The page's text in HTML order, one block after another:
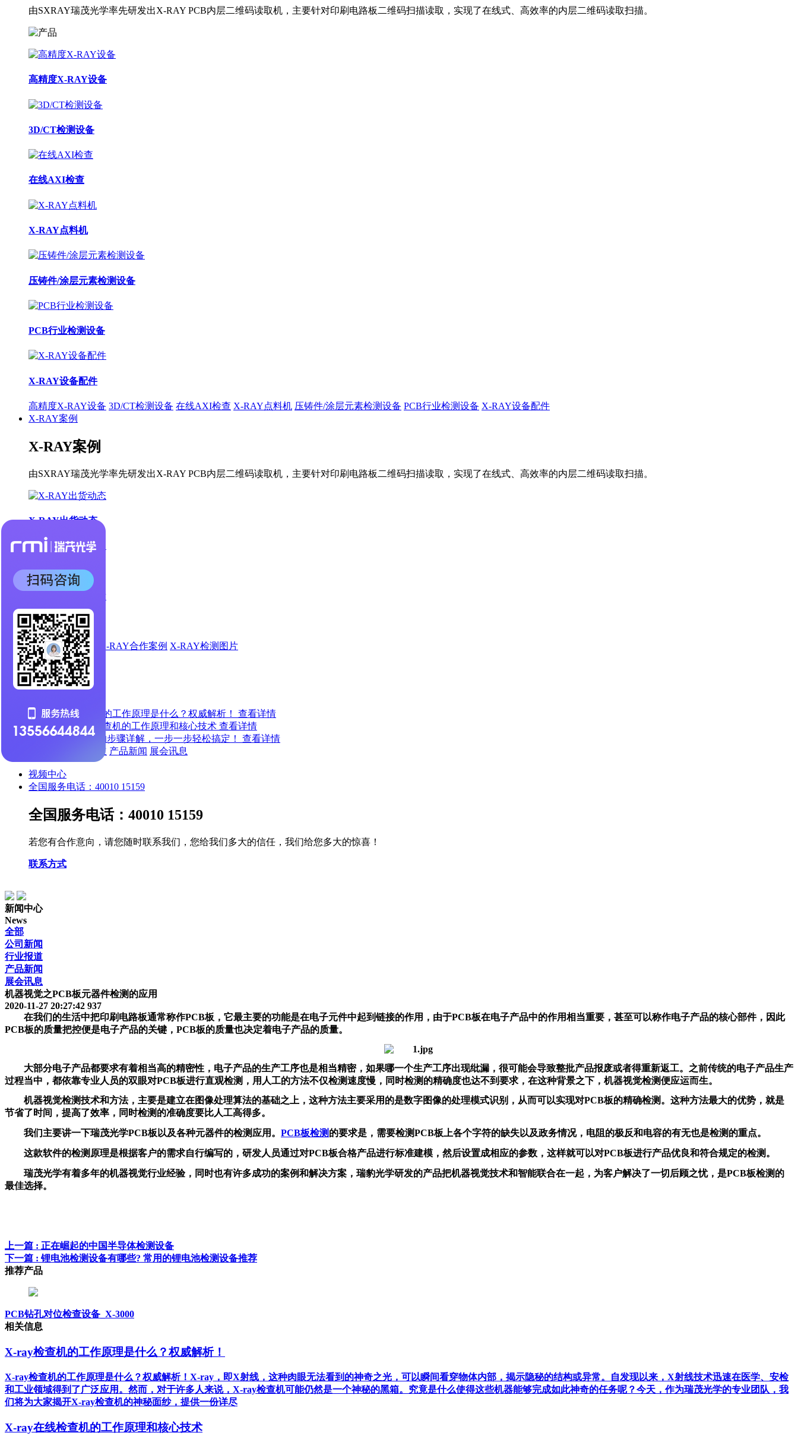
由SXRAY瑞茂光学率先研发出X-RAY PCB内层二维码读取机，主要针对印刷电路板二维码扫描读取，实现了在线式、高效率的内层二维码读取扫描。
高精度X-RAY设备
3D/CT检测设备
在线AXI检查
X-RAY点料机
压铸件/涂层元素检测设备
PCB行业检测设备
X-RAY设备配件
高精度X-RAY设备 3D/CT检测设备 在线AXI检查 X-RAY点料机 压铸件/涂层元素检测设备 PCB行业检测设备 X-RAY设备配件
X-RAY案例
X-RAY案例
由SXRAY瑞茂光学率先研发出X-RAY PCB内层二维码读取机，主要针对印刷电路板二维码扫描读取，实现了在线式、高效率的内层二维码读取扫描。
X-RAY出货动态
X-RAY合作案例
X-RAY检测图片
X-RAY出货动态 X-RAY合作案例 X-RAY检测图片
新闻中心
新闻中心
X-ray检查机的工作原理是什么？权威解析！ 查看详情
X-ray在线检查机的工作原理和核心技术 查看详情
X射线检测的步骤详解，一步一步轻松搞定！ 查看详情
行业报道 产品新闻 展会讯息
视频中心
全国服务电话：40010 15159
全国服务电话：40010 15159
若您有合作意向，请您随时联系我们，您给我们多大的信任，我们给您多大的惊喜！
联系方式
新闻中心
News
全部
公司新闻
行业报道
产品新闻
展会讯息
机器视觉之PCB板元器件检测的应用
2020-11-27 20:27:42 937
在我们的生活中把印刷电路板通常称作PCB板，它最主要的功能是在电子元件中起到链接的作用，由于PCB板在电子产品中的作用相当重要，甚至可以称作电子产品的核心部件，因此
PCB板的质量把控便是电子产品的关键，PCB板的质量也决定着电子产品的质量。
大部分电子产品都要求有着相当高的精密性，电子产品的生产工序也是相当精密，如果哪一个生产工序出现纰漏，很可能会导致整批产品报废或者得重新返工。之前传统的电子产品生产
过程当中，都依靠专业人员的双眼对PCB板进行直观检测，用人工的方法不仅检测速度慢，同时检测的精确度也达不到要求，在这种背景之下，机器视觉检测便应运而生。
机器视觉检测技术和方法，主要是建立在图像处理算法的基础之上，这种方法主要采用的是数字图像的处理模式识别，从而可以实现对PCB板的精确检测。这种方法最大的优势，就是
节省了时间，提高了效率，同时检测的准确度要比人工高得多。
我们主要讲一下瑞茂光学PCB板以及各种元器件的检测应用。 PCB板检测 的要求是，需要检测PCB板上各个字符的缺失以及政务情况，电阻的极反和电容的有无也是检测的重点。
这款软件的检测原理是根据客户的需求自行编写的，研发人员通过对PCB板合格产品进行标准建模，然后设置成相应的参数，这样就可以对PCB板进行产品优良和符合规定的检测。
瑞茂光学有着多年的机器视觉行业经验，同时也有许多成功的案例和解决方案，瑞豹光学研发的产品把机器视觉技术和智能联合在一起，为客户解决了一切后顾之忧，是PCB板检测的
最佳选择。
上一篇 : 正在崛起的中国半导体检测设备
下一篇 : 锂电池检测设备有哪些? 常用的锂电池检测设备推荐
推荐产品
PCB钻孔对位检查设备_X-3000
相关信息
X-ray检查机的工作原理是什么？权威解析！
X-ray检查机的工作原理是什么？权威解析！X-ray，即X射线，这种肉眼无法看到的神奇之光，可以瞬间看穿物体内部，揭示隐秘的结构或异常。自发现以来，X射线技术迅速在医学、安检
和工业领域得到了广泛应用。然而，对于许多人来说，X-ray检查机可能仍然是一个神秘的黑箱。究竟是什么使得这些机器能够完成如此神奇的任务呢？今天，作为瑞茂光学的专业团队，我
们将为大家揭开X-ray检查机的神秘面纱，提供一份详尽
X-ray在线检查机的工作原理和核心技术